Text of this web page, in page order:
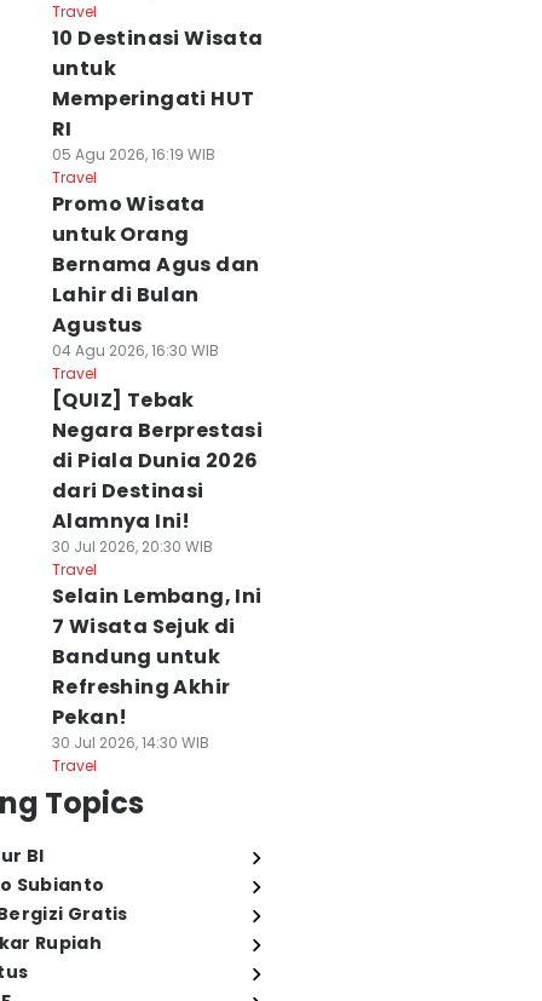
Travel
10 Destinasi Wisata
untuk
Memperingati HUT
RI
05 Agu 2026, 16:19 WIB
Travel
Promo Wisata
untuk Orang
Bernama Agus dan
Lahir di Bulan
Agustus
04 Agu 2026, 16:30 WIB
Travel
[QUIZ] Tebak
Negara Berprestasi
di Piala Dunia 2026
dari Destinasi
Alamnya Ini!
30 Jul 2026, 20:30 WIB
Travel
Selain Lembang, Ini
7 Wisata Sejuk di
Bandung untuk
Refreshing Akhir
Pekan!
30 Jul 2026, 14:30 WIB
Travel
Topics
BI
Subianto
Gratis
Rupiah